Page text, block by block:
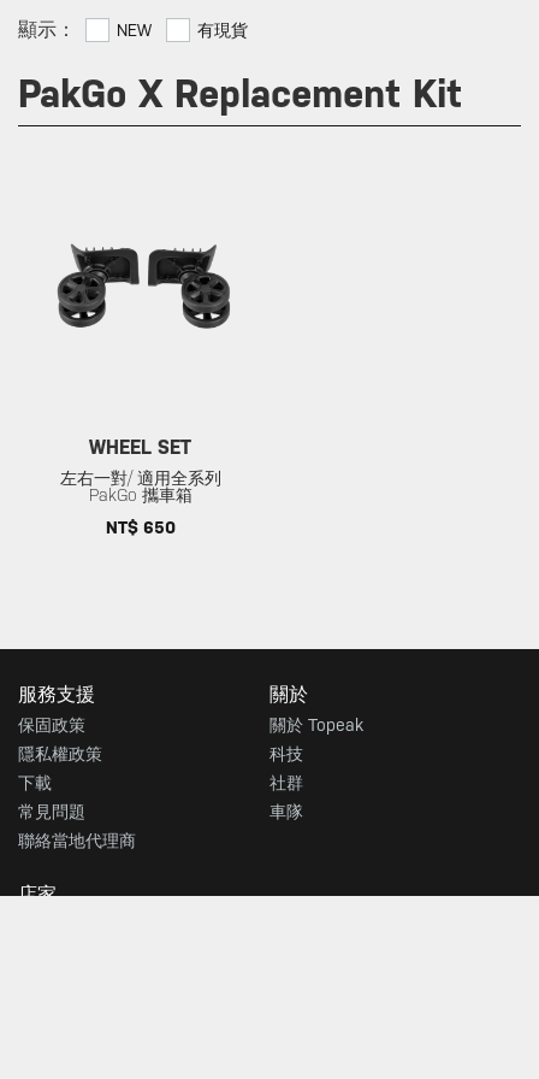
顯示： NEW 有現貨
PakGo X Replacement Kit
WHEEL SET
左右一對/ 適用全系列
PakGo 攜車箱
NT$ 650
服務支援
保固政策
隱私權政策
下載
常見問題
聯絡當地代理商
關於
關於 Topeak
科技
社群
車隊
店家